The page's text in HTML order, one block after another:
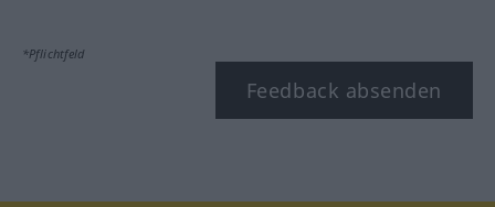
*Pflichtfeld
Feedback absenden